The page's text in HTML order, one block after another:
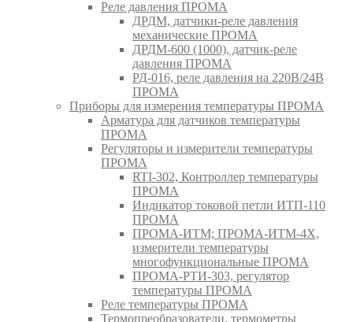
Реле давления ПРОМА
ДРДМ, датчики-реле давления
механические ПРОМА
ДРДМ-600 (1000), датчик-реле
давления ПРОМА
РД-016, реле давления на 220В/24В
ПРОМА
Приборы для измерения температуры ПРОМА
Арматура для датчиков температуры
ПРОМА
Регуляторы и измерители температуры
ПРОМА
RTI-302, Контроллер температуры
ПРОМА
Индикатор токовой петли ИТП-110
ПРОМА
ПРОМА-ИТМ; ПРОМА-ИТМ-4Х,
измерители температуры
многофункциональные ПРОМА
ПРОМА-РТИ-303, регулятор
температуры ПРОМА
Реле температуры ПРОМА
Термопреобразователи, термометры